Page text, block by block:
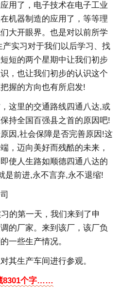
用了，电子技术在电子工业
机器制造的应用了，等等理
大开眼界。也是对以前所学
实习对于我们以后学习、找
短的两个星期中让我们初步
，也让我们初步的认识这个
握的方向也有所启发!
这里的交通路线四通八达,或
持全国百强县之首的原因吧!
因,社会保障是否完善原因!这
，迈向美好而残酷的未来，
使人生路如顺德四通八达的
是前进,永不言弃,永不退缩!
的第一天，我们来到了申
的厂家。来到该厂，该厂负
一些生产情况。
其生产车间进行参观。
个字……